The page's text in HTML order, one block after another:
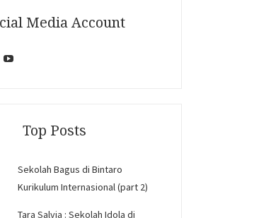
Media Account
View
Top Posts
Sekolah Bagus di Bintaro
Kurikulum Internasional (part 2)
Tara Salvia : Sekolah Idola di